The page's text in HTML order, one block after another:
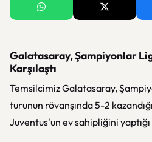
Galatasaray, Şampiyonlar
Karşılaştı
Temsilcimiz Galatasaray,
turunun rövanşında 5-2
Juventus'un ev sahipliğini yaptığı